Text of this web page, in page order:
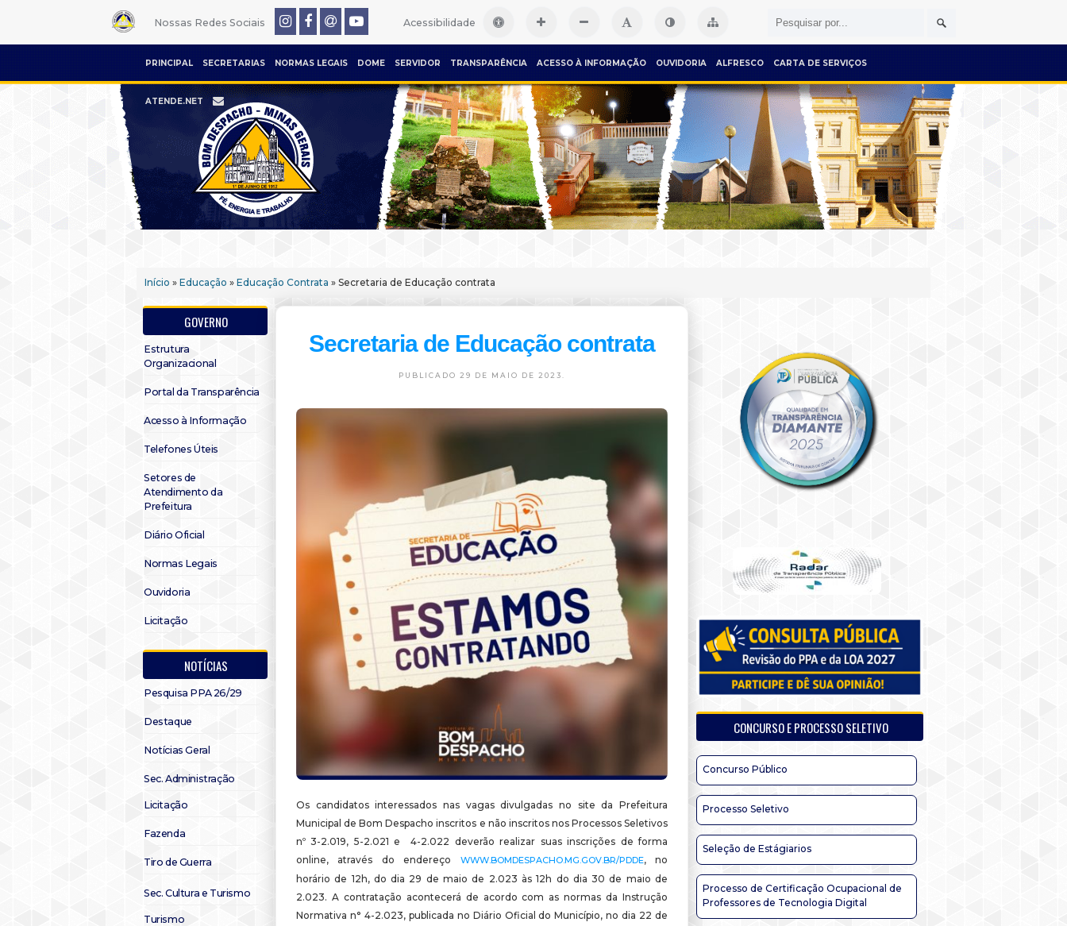
Nossas Redes Sociais Acessibilidade
PRINCIPAL SECRETARIAS NORMAS LEGAIS DOME SERVIDOR TRANSPARÊNCIA ACESSO À INFORMAÇÃO OUVIDORIA ALFRESCO CARTA DE SERVIÇOS
ATENDE.NET
Início » Educação » Educação Contrata » Secretaria de Educação contrata
GOVERNO
Estrutura
Organizacional
Portal da Transparência
Acesso à Informação
Telefones Úteis
Setores de
Atendimento da
Prefeitura
Diário Oficial
Normas Legais
Ouvidoria
Licitação
NOTÍCIAS
Pesquisa PPA 26/29
Destaque
Notícias Geral
Sec. Administração
Licitação
Fazenda
Tiro de Guerra
Sec. Cultura e Turismo
Turismo
Secretaria de Educação contrata
PUBLICADO 29 DE MAIO DE 2023.
Os candidatos interessados nas vagas divulgadas no site da Prefeitura
Municipal de Bom Despacho inscritos e não inscritos nos Processos Seletivos
nº 3-2.019, 5-2.021 e 4-2.022 deverão realizar suas inscrições de forma
online, através do endereço
WWW.BOMDESPACHO.MG.GOV.BR/PDDE, no
horário de 12h, do dia 29 de maio de 2.023 às 12h do dia 30 de maio de
2.023. A contratação acontecerá de acordo com as normas da Instrução
Normativa n° 4-2.023, publicada no Diário Oficial do Município, no dia 22 de
CONCURSO E PROCESSO SELETIVO
Concurso Público
Processo Seletivo
Seleção de Estágiarios
Processo de Certificação Ocupacional de
Professores de Tecnologia Digital